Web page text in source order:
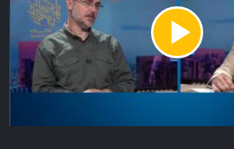
Play
Video